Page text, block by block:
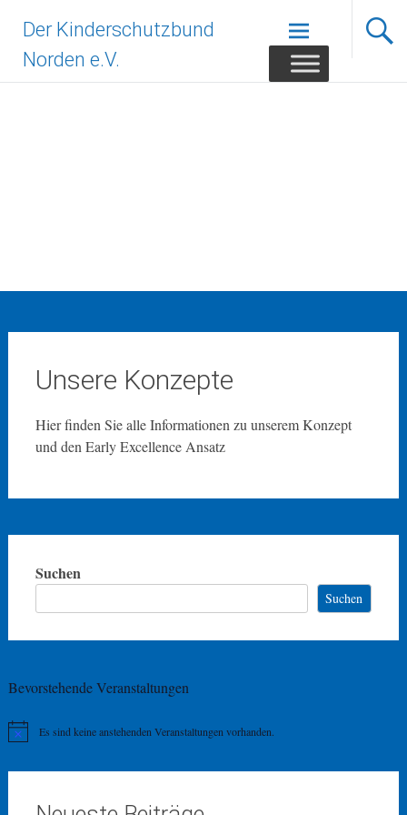
Inhalt
springen
Der Kinderschutzbund
Norden e.V.
Unsere Konzepte
Hier finden Sie alle Informationen zu unserem Konzept
und den Early Excellence Ansatz
Suchen
Suchen
Bevorstehende Veranstaltungen
HinweisEs sind keine anstehenden Veranstaltungen vorhanden.